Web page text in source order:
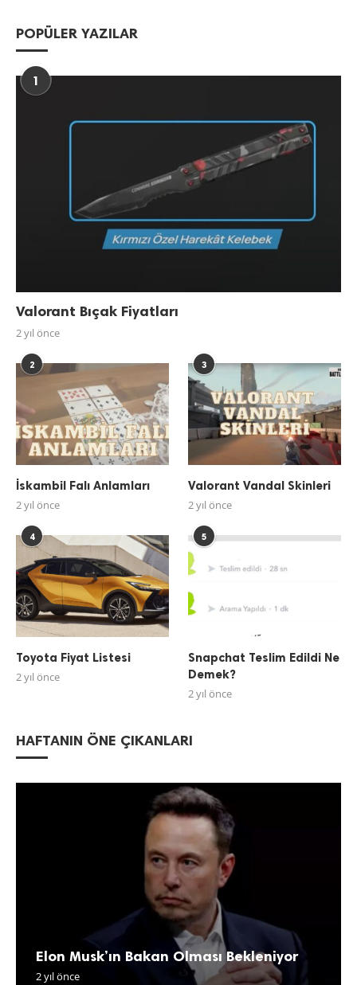
POPÜLER YAZILAR
1
Valorant Bıçak Fiyatları
2 yıl önce
2
İskambil Falı Anlamları
2 yıl önce
3
Valorant Vandal Skinleri
2 yıl önce
4
Toyota Fiyat Listesi
2 yıl önce
5
Snapchat Teslim Edildi Ne
Demek?
2 yıl önce
HAFTANIN ÖNE ÇIKANLARI
Elon Musk’ın Bakan Olması Bekleniyor
2 yıl önce